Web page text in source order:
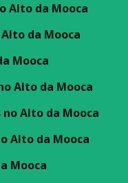
Alto da Mooca
da Mooca
Mooca
Alto da Mooca
Alto da Mooca
Alto da Mooca
Mooca